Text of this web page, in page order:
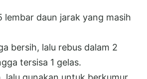
daun jarak yang masih
bersih, lalu rebus dalam 2
tersisa 1 gelas.